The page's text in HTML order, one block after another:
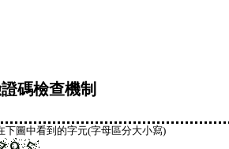
碼檢查機制
下圖中看到的字元(字母區分大小寫)